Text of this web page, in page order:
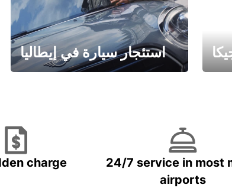
استئجار سيارة في إيطاليا
charge
24/7 service in most
airports